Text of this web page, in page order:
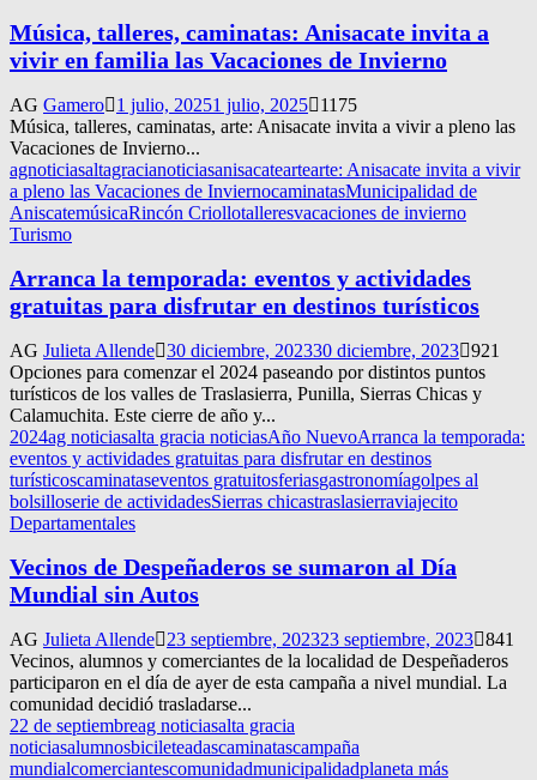
Música, talleres, caminatas: Anisacate invita a
vivir en familia las Vacaciones de Invierno
AG Gamero 1 julio, 20251 julio, 2025
1175
Música, talleres, caminatas, arte: Anisacate invita a vivir a pleno las
Vacaciones de Invierno...
agnoticiasaltagracianoticiasanisacateartearte: Anisacate invita a vivir
a pleno las Vacaciones de InviernocaminatasMunicipalidad de
AniscatemúsicaRincón Criollotalleresvacaciones de invierno
Turismo
Arranca la temporada: eventos y actividades
gratuitas para disfrutar en destinos turísticos
AG Julieta Allende 30 diciembre, 202330 diciembre, 2023 921
Opciones para comenzar el 2024 paseando por distintos puntos
turísticos de los valles de Traslasierra, Punilla, Sierras Chicas y
Calamuchita. Este cierre de año y...
2024ag noticiasalta gracia noticiasAño NuevoArranca la temporada:
eventos y actividades gratuitas para disfrutar en destinos
turísticoscaminataseventos gratuitosferiasgastronomíagolpes al
bolsilloserie de actividadesSierras chicastraslasierraviajecito
Departamentales
Vecinos de Despeñaderos se sumaron al Día
Mundial sin Autos
AG Julieta Allende 23 septiembre, 202323 septiembre, 2023 841
Vecinos, alumnos y comerciantes de la localidad de Despeñaderos
participaron en el día de ayer de esta campaña a nivel mundial. La
comunidad decidió trasladarse...
22 de septiembreag noticiasalta gracia
noticiasalumnosbicileteadascaminatascampaña
mundialcomerciantescomunidadmunicipalidadplaneta más